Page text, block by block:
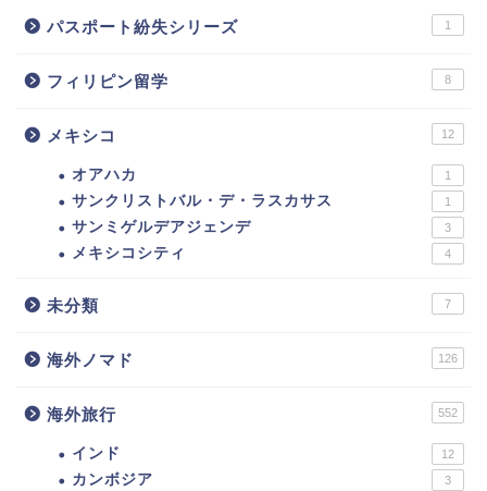
パスポート紛失シリーズ 1
フィリピン留学 8
メキシコ 12
オアハカ 1
サンクリストバル・デ・ラスカサス 1
サンミゲルデアジェンデ 3
メキシコシティ 4
未分類 7
海外ノマド 126
海外旅行 552
インド 12
カンボジア 3